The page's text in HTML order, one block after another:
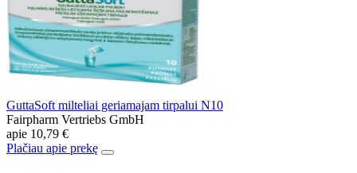
GuttaSoft milteliai geriamajam tirpalui N10
Fairpharm Vertriebs GmbH
apie 10,79 €
Plačiau apie prekę